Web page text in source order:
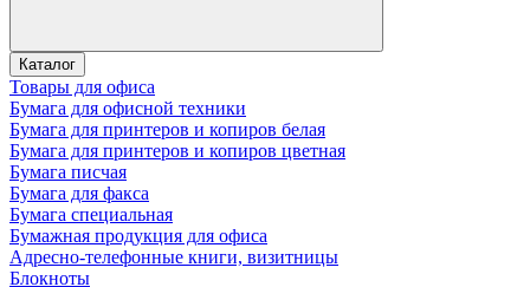
Каталог
Товары для офиса
Бумага для офисной техники
Бумага для принтеров и копиров белая
Бумага для принтеров и копиров цветная
Бумага писчая
Бумага для факса
Бумага специальная
Бумажная продукция для офиса
Адресно-телефонные книги, визитницы
Блокноты